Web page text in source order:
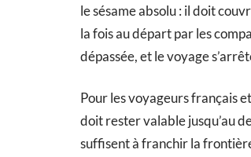
le sésame absolu : il doit
la fois au départ par les
dépassée, et le voyage
Pour les voyageurs français
doit rester valable jusqu’au
suffisent à franchir la